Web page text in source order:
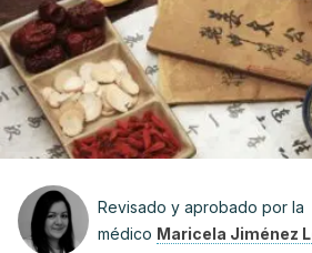
Revisado y aprobado por la
médico Maricela Jiménez